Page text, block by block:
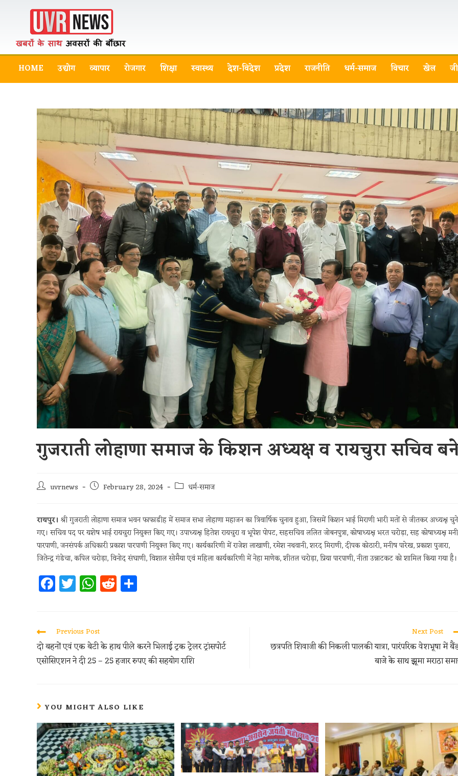
HOME उद्योग व्यापार रोजगार शिक्षा स्वास्थ्य देश-विदेश प्रदेश राजनीति धर्म-समाज विचार खेल
गुजराती लोहाणा समाज के किशन अध्यक्ष व रायचुरा सचिव
uvrnews February 28, 2024 धर्म-समाज
रायपुर। श्री गुजराती लोहाणा समाज भवन फाफाडीह में समाज सभा लोहाणा महाजन का त्रिवार्षिक चुनाव हुआ, जिसमें किशन भाई मिराणी भारी मतों से जीतकर अध्यक्ष चुने
गए। सचिव पद पर यशेष भाई रायचुरा नियुक्त किए गए। उपाध्यक्ष हितेश रायचुरा व भूपेश पोपट, सहसचिव ललित जोबनपुत्रा, कोषाध्यक्ष भरत चरोड़ा, सह कोषाध्यक्ष
पारपाणी, जनसंपर्क अधिकारी प्रकाश पारपाणी नियुक्त किए गए। कार्यकारिणी में राजेश लाखाणी, रमेश नथवानी, शरद मिराणी, दीपक कोठारी, मनीष पारेख, प्रकाश पुजारा,
जितेन्द्र गंडेचा, कपिल चरोड़ा, विनोद संघाणी, विशाल सोमैया एवं महिला कार्यकारिणी में नेहा माणेक, शीतल चरोड़ा, प्रिया पारपाणी, नीता उन्नाटकट को शामिल किया गया है।
Fa
ce
oo
k
T
w
er
W
h
s
A
p
R
e
t
Previous Post
दो बहनों एवं एक बेटी के हाथ पीले करने भिलाई ट्रक ट्रेलर ट्रांसपोर्ट
एसोसिएशन ने दी 25 – 25 हजार रुपए की सहयोग राशि
Next Post
छत्रपति शिवाजी की निकली पालकी यात्रा, पारंपरिक वेशभूषा में
बाजे के साथ झूमा मराठा
YOU MIGHT ALSO LIKE